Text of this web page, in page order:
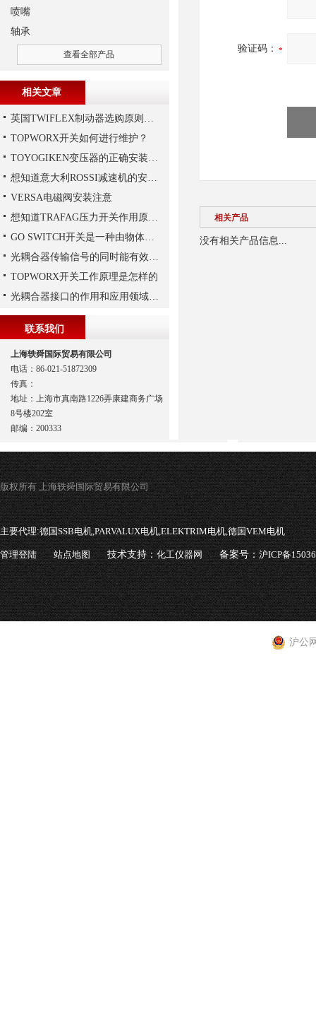
验证码：
相关产品
没有相关产品信息...
喷嘴
轴承
查看全部产品
相关文章
英国TWIFLEX制动器选购原则详解
TOPWORX开关如何进行维护？
TOYOGIKEN变压器的正确安装方式
想知道意大利ROSSI减速机的安装技巧，那就看这里
VERSA电磁阀安装注意
想知道TRAFAG压力开关作用原理，那就看本文
GO SWITCH开关是一种由物体的位移来决定电路通断的开关
光耦合器传输信号的同时能有效抑制尖脉冲机各种杂讯干扰
TOPWORX开关工作原理是怎样的
光耦合器接口的作用和应用领域分别是怎样的
联系我们
上海轶舜国际贸易有限公司
电话：86-021-51872309
传真：
地址：上海市真南路1226弄康建商务广场
8号楼202室
邮编：200333
版权所有 上海轶舜国际贸易有限公司
主要代理:德国SSB电机,PARVALUX电机,ELEKTRIM电机,德国VEM电机
管理登陆 站点地图 技术支持：化工仪器网 备案号：沪ICP备
沪公